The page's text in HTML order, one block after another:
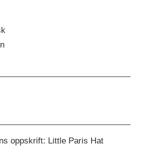
oppskrift: Little Paris Hat